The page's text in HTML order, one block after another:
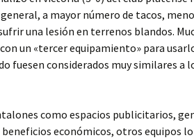
a mayor número de tacos,
una lesión en terrenos blandos.
un «tercer equipamiento» para
fuesen considerados muy similares a
como espacios publicitarios,
económicos, otros equipos